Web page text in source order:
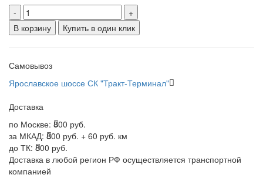
-
+
В корзину
Купить в один клик
Самовывоз
Ярославское шоссе СК "Тракт-Терминал"
Доставка
по Москве: 800 руб.
за МКАД: 800 руб. + 60 руб. км
до ТК: 800 руб.
Доставка в любой регион РФ осуществляется транспортной
компанией